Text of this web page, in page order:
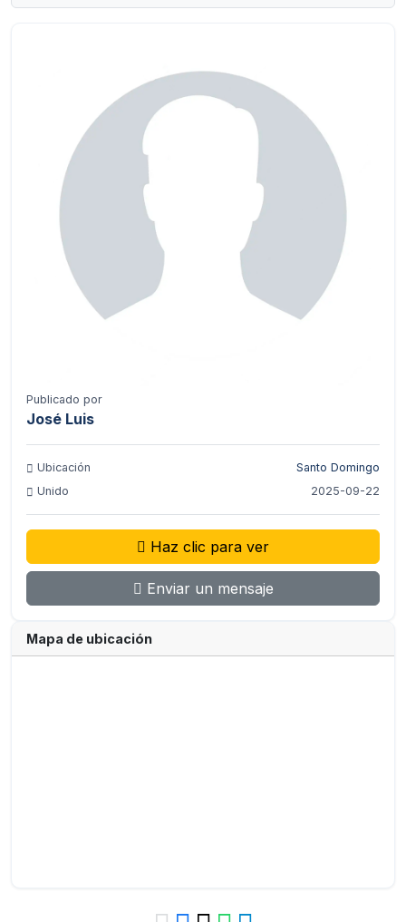
Publicado por
José Luis
Ubicación
Santo Domingo
Unido
2025-09-22
Haz clic para ver
Enviar un mensaje
Mapa de ubicación